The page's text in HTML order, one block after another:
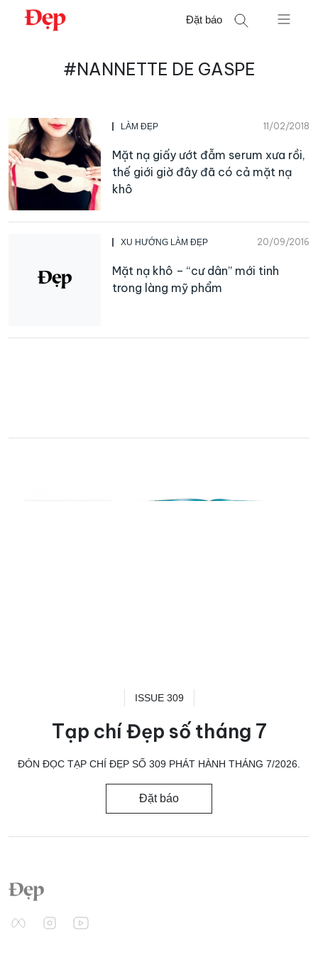
Chuyển
Đặt báo
#NANNETTE DE GASPE
LÀM ĐẸP 11/02/2018
Mặt nạ giấy ướt đẫm serum xưa rồi,
thế giới giờ đây đã có cả mặt nạ
khô
XU HƯỚNG LÀM ĐẸP 20/09/2016
Mặt nạ khô – “cư dân” mới tinh
trong làng mỹ phẩm
ISSUE 309
Tạp chí Đẹp số tháng 7
ĐÓN ĐỌC TẠP CHÍ ĐẸP SỐ 309 PHÁT HÀNH THÁNG 7/2026.
Đặt báo